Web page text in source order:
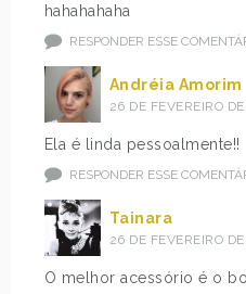
hahahahaha
RESPONDER ESSE
Andréia Amorim
26 DE FEVEREIRO
Ela é linda pessoalmente!!
RESPONDER ESSE
Tainara
26 DE FEVEREIRO
O melhor acessório é o